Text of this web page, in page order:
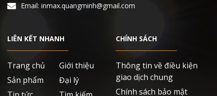
Email: inmax.quangminh@gmail.com
LIÊN KẾT NHANH
Trang chủ
Giới thiệu
Sản phẩm
Đại lý
CHÍNH SÁCH
Thông tin về điều kiện
giao dịch chung
Chính sách bảo mật